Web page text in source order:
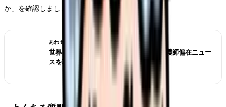
か」を確認しましょう。
あわせて読みたい
世界は病院から地域・在宅へ？ICNの看護師偏在ニュー
スを職場選びで読む